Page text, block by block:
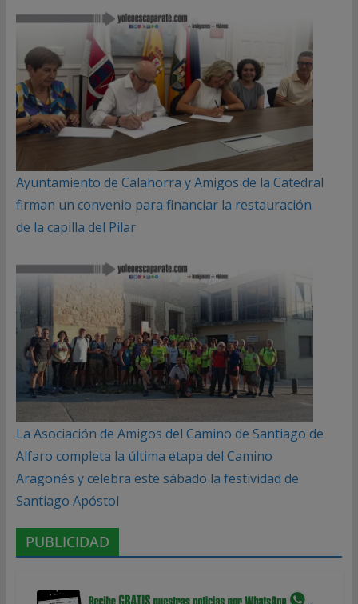
Ayuntamiento de Calahorra y Amigos de la Catedral
firman un convenio para financiar la restauración
de la capilla del Pilar
La Asociación de Amigos del Camino de Santiago de
Alfaro completa la última etapa del Camino
Aragonés y celebra este sábado la festividad de
Santiago Apóstol
PUBLICIDAD